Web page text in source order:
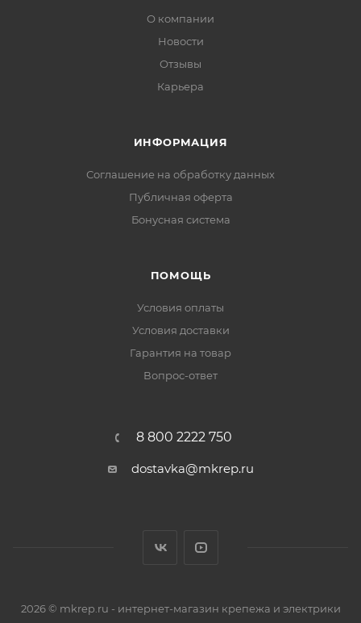
О компании
Новости
Отзывы
Карьера
ИНФОРМАЦИЯ
Соглашение на обработку данных
Публичная оферта
Бонусная система
ПОМОЩЬ
Условия оплаты
Условия доставки
Гарантия на товар
Вопрос-ответ
8 800 2222 750
dostavka@mkrep.ru
2026 © mkrep.ru - интернет-магазин крепежа и электрики